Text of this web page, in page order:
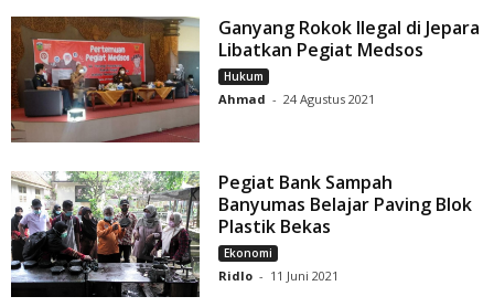
Ganyang Rokok Ilegal di Jepara
Libatkan Pegiat Medsos
Hukum
Ahmad - 24 Agustus 2021
Pegiat Bank Sampah
Banyumas Belajar Paving Blok
Plastik Bekas
Ekonomi
Ridlo - 11 Juni 2021